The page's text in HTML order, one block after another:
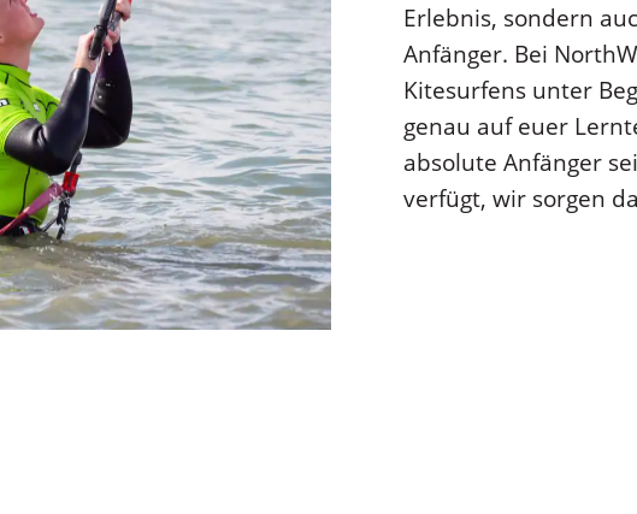
Erlebnis, sondern
Anfänger. Bei
Kitesurfens unter
genau auf euer
absolute Anfänger
verfügt, wir sorgen